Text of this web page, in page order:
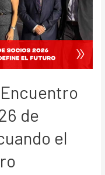
de
el